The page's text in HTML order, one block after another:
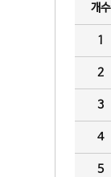
개수
1
2
3
4
5